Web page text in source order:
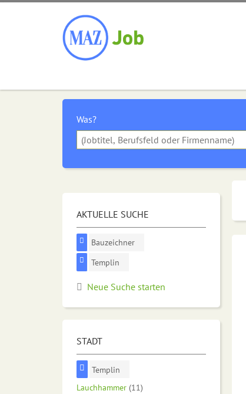
Was?
AKTUELLE SUCHE
Bauzeichner
Templin
Neue Suche starten
STADT
Templin
Lauchhammer (11)